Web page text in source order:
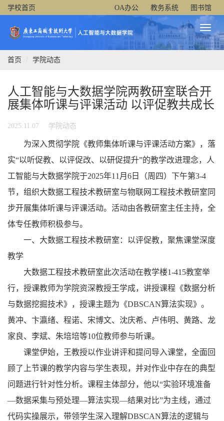
学校首页 OA办公 教务系统 图书馆
Toggle
首页
学院动态
人工智能与大数据学院两教研室联合开
展集体听课与评课活动 以评促教共成长
2025.11.07 学院动态
为深入贯彻学院《教师集体听课与评课活动方案》，落
实“以听促教、以评促改、以研促提升”的教学改进理念，人
工智能与大数据学院于2025年11月6日（周四）下午第3-4
节，组织大数据工程技术教研室与物联网工程技术教研室同
步开展集体听课与评课活动。活动由各教研室主任主持，全
体专任教师积极参与。
一、大数据工程技术教研室：以评促教，聚焦课堂深度
教学
大数据工程技术教研室此次活动在教学楼1-415教室举
行，授课教师为学院资深教授王学成，讲授课程《数据分析
与数据挖掘技术》，授课主题为《DBSCAN算法实现》。
黄冲、卞瀛绪、程诺、宋博文、沈庆希、卢伟明、黄路、龙
家良、李斌、朱培培等10位教师参与听课。
课堂伊始，王教授以作业讲评和提问导入课堂，全面回
顾了上节课的教学内容与学生表现，并对作业中存在的典型
问题进行针对性分析。课程主体部分，他以“实验环境准备
—数据采集与预处理—算法实现—结果对比”为主线，通过
代码实操展示，带领学生深入理解DBSCAN算法的逻辑与